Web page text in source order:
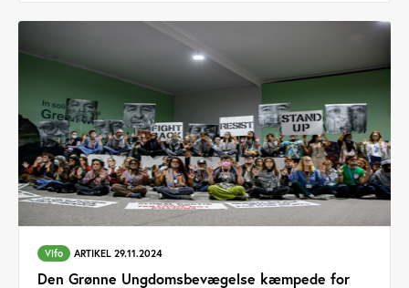
Vifo ARTIKEL 29.11.2024
Den Grønne Ungdomsbevægelse kæmpede for